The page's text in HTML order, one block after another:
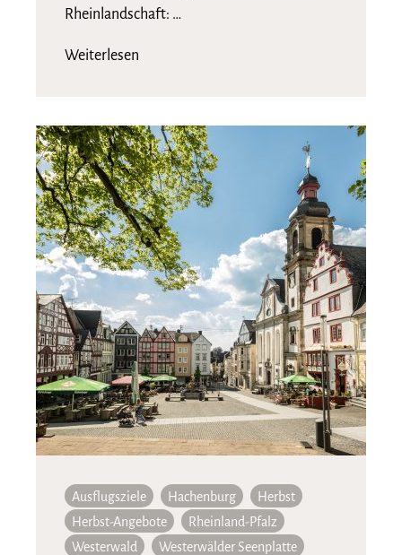
Rheinlandschaft: …
Weiterlesen
Ausflugsziele Hachenburg
Herbst
Herbst-Angebote
Rheinland-Pfalz
Westerwald
Westerwälder Seenplatte